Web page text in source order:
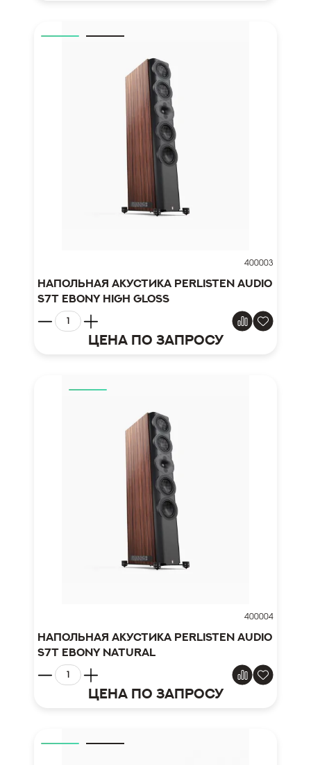
400003
Напольная акустика Perlisten Audio
S7t Ebony High Gloss
Цена по запросу
400004
Напольная акустика Perlisten Audio
S7t Ebony Natural
Цена по запросу